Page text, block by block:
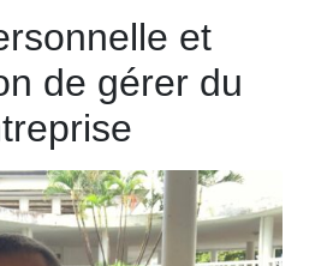
et
de gérer du